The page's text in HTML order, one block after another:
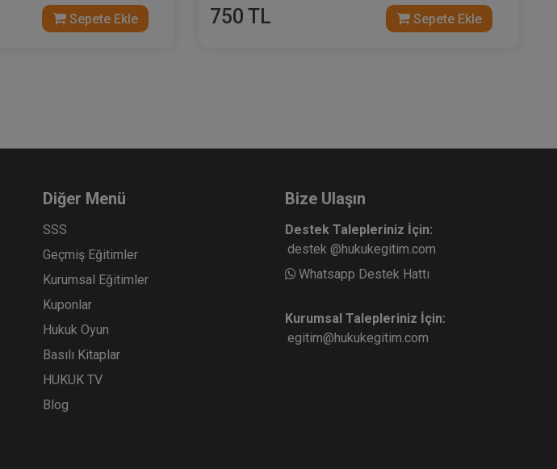
Sepete Ekle 750 TL Sepete Ekle
Diğer Menü
SSS
Geçmiş Eğitimler
Kurumsal Eğitimler
Kuponlar
Hukuk Oyun
Basılı Kitaplar
HUKUK TV
Blog
Bize Ulaşın
Destek Talepleriniz İçin:
destek @hukukegitim.com
Whatsapp Destek Hattı
Kurumsal Talepleriniz İçin:
egitim@hukukegitim.com